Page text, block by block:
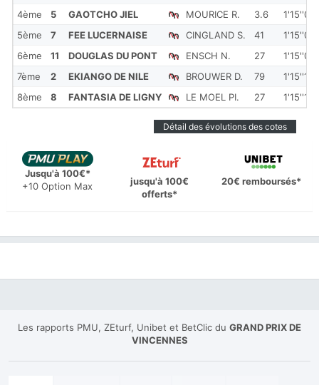
4ème
5 GAOTCHO JIEL MOURICE R. 3.6
1'15''00
5ème
7 FEE LUCERNAISE CINGLAND S. 41
1'15''00
6ème
11 DOUGLAS DU PONT ENSCH N. 27
1'15''00
7ème
2 EKIANGO DE NILE BROUWER D. 79
1'15''100
8ème
8 FANTASIA DE LIGNY LE MOEL PI. 27 1'15''100
Détail des évolutions des cotes
Jusqu'à 100€*
+10 Option Max
jusqu'à 100€
offerts*
20€ remboursés*
Les rapports PMU, ZEturf, Unibet et BetClic du GRAND PRIX DE
VINCENNES